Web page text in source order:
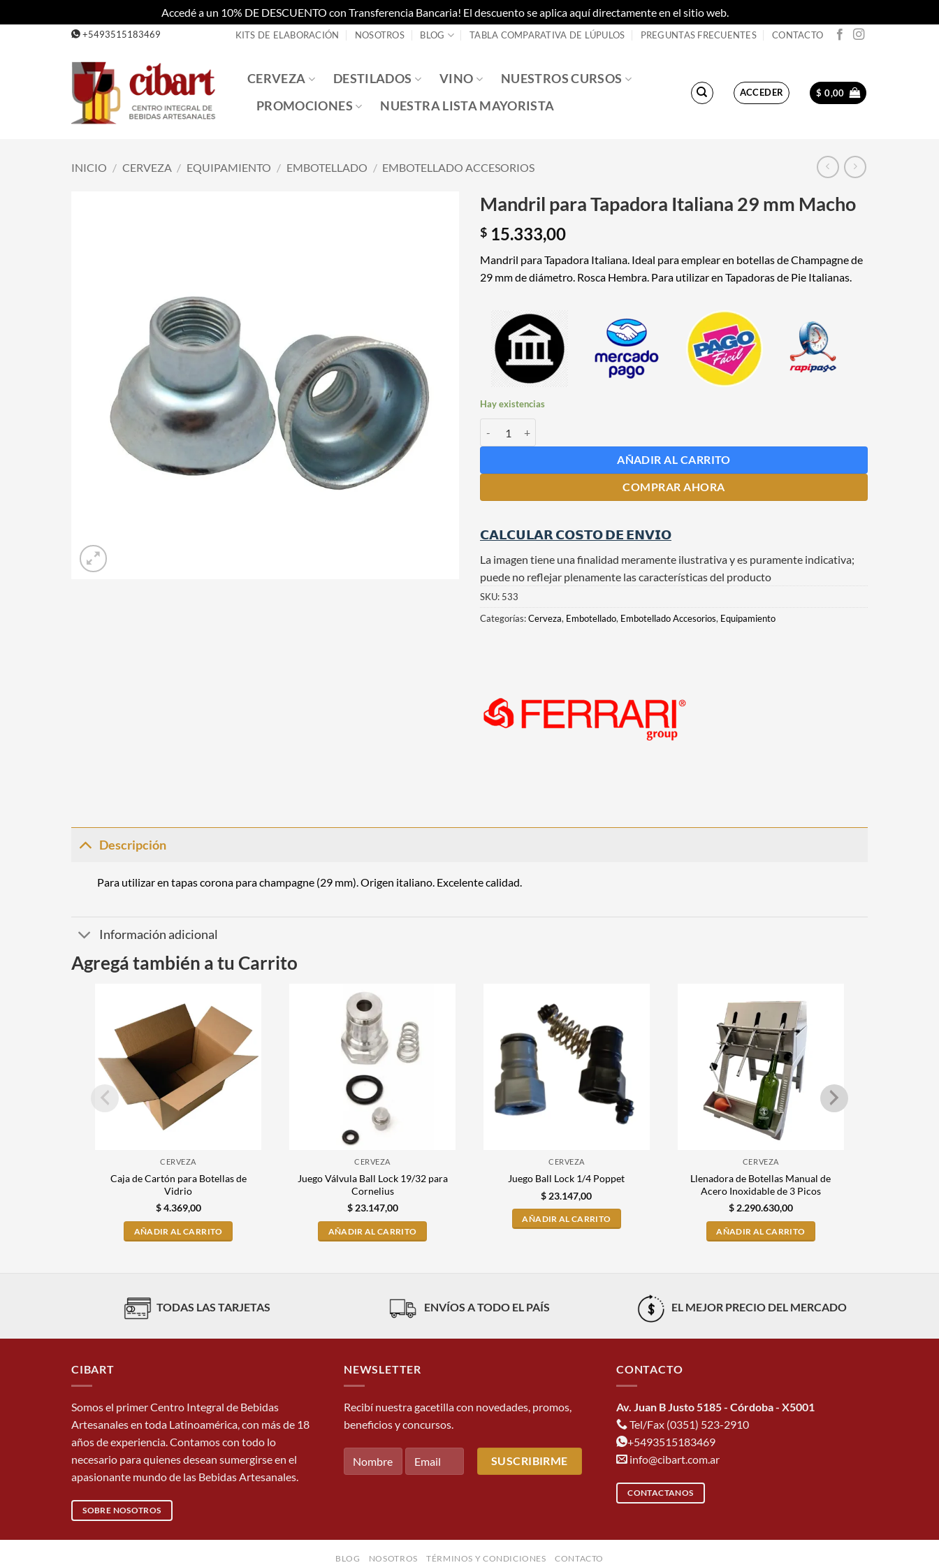
Accedé a un 10% DE DESCUENTO con Transferencia Bancaria! El descuento se aplica aquí directamente en el sitio web.
+5493515183469 KITS DE ELABORACIÓN NOSOTROS BLOG TABLA COMPARATIVA DE LÚPULOS PREGUNTAS FRECUENTES CONTACTO
CERVEZA DESTILADOS VINO
NUESTROS CURSOS
PROMOCIONES
NUESTRA LISTA MAYORISTA
ACCEDER $ 0,00
INICIO / CERVEZA / EQUIPAMIENTO / EMBOTELLADO / EMBOTELLADO ACCESORIOS
Mandril para Tapadora Italiana 29 mm Macho
$ 15.333,00
Mandril para Tapadora Italiana. Ideal para emplear en botellas de Champagne de
29 mm de diámetro. Rosca Hembra. Para utilizar en Tapadoras de Pie Italianas
Hay existencias
AÑADIR AL CARRITO
COMPRAR AHORA
𝗖𝗔𝗟𝗖𝗨𝗟𝗔𝗥 𝗖𝗢𝗦𝗧𝗢 𝗗𝗘 𝗘𝗡𝗩𝗜𝗢
La imagen tiene una finalidad meramente ilustrativa y es puramente indicativa;
puede no reflejar plenamente las características del producto
SKU: 533
Categorías:Cerveza, Embotellado, Embotellado Accesorios, Equipamiento
Descripción
Para utilizar en tapas corona para champagne (29 mm). Origen italiano. Excelente calidad.
Información adicional
Agregá también a tu Carrito
CERVEZA
Caja de Cartón para Botellas de
Vidrio
$4.369,00
AÑADIR AL CARRITO
CERVEZA
Juego Válvula Ball Lock 19/32 para
Cornelius
$23.147,00
AÑADIR AL CARRITO
CERVEZA
Juego Ball Lock 1/4 Poppet
$ 23.147,00
AÑADIR AL CARRITO
CERVEZA
Llenadora de Botellas Manual de
Acero Inoxidable de 3 Picos
$2.290.630,00
AÑADIR AL CARRITO
TODAS LAS TARJETAS ENVÍOS A TODO EL PAÍS EL MEJOR PRECIO DEL MERCADO
CIBART
Somos el primer Centro Integral de Bebidas
Artesanales en toda Latinoamérica, con más de 18
años de experiencia. Contamos con todo lo
necesario para quienes desean sumergirse en el
apasionante mundo de las Bebidas Artesanales.
SOBRE NOSOTROS
NEWSLETTER
Recibí nuestra gacetilla con novedades, promos,
beneficios y concursos.
CONTACTO
Av. Juan B Justo 5185 - Córdoba - X5001
Tel/Fax (0351) 523-2910
+5493515183469
info@cibart.com.ar
CONTACTANOS
BLOG NOSOTROS TÉRMINOS Y CONDICIONES CONTACTO